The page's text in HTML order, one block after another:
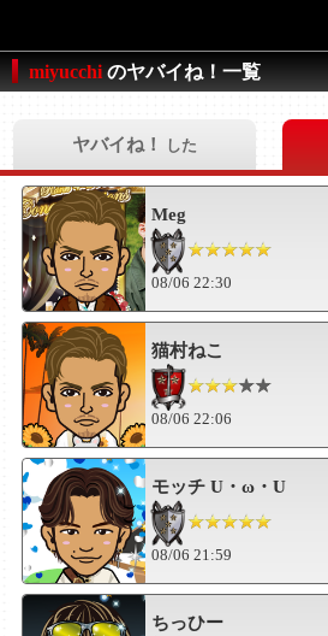
miyucchi のヤバイね！一覧
ヤバイね！ した
Meg
08/06 22:30
猫村ねこ
08/06 22:06
モッチ U・ω・U
08/06 21:59
ちっひー